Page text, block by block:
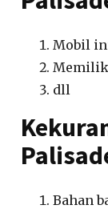
Mobil
dll
Bahan